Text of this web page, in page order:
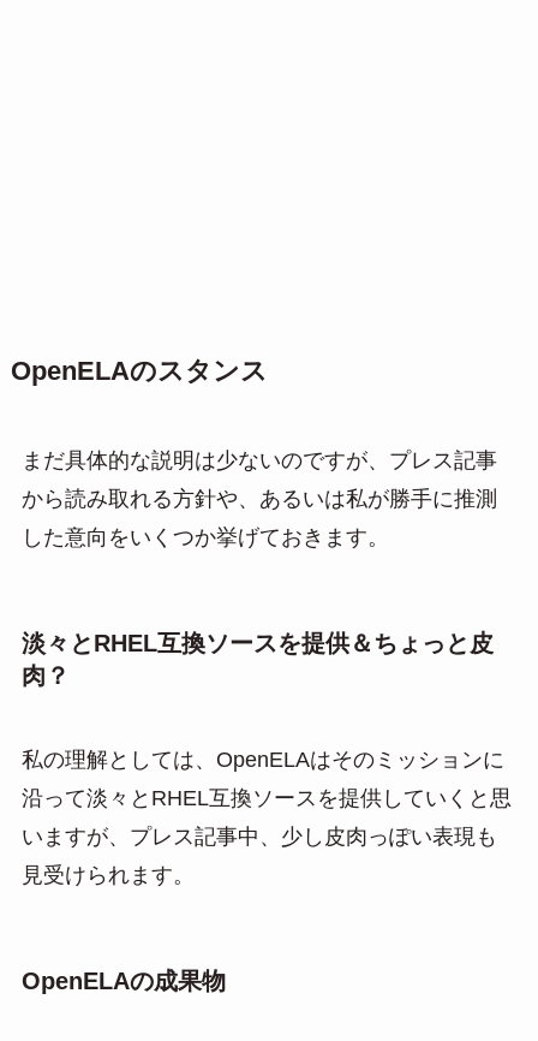
OpenELAのスタンス
まだ具体的な説明は少ないのですが、プレス記事
から読み取れる方針や、あるいは私が勝手に推測
した意向をいくつか挙げておきます。
淡々とRHEL互換ソースを提供＆ちょっと皮
肉？
私の理解としては、OpenELAはそのミッションに
沿って淡々とRHEL互換ソースを提供していくと思
いますが、プレス記事中、少し皮肉っぽい表現も
見受けられます。
OpenELAの成果物